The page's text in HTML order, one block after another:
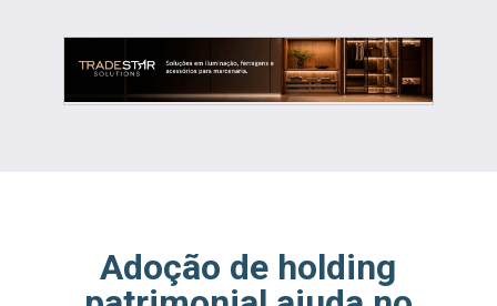
DESIGN & DECORAÇÃO
INDICADORES
FEIRAS NOTÍCIAS
Adoção de holding